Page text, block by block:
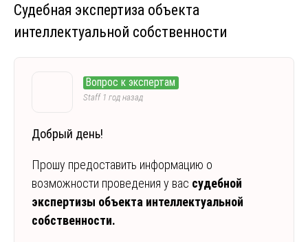
Судебная экспертиза объекта
интеллектуальной собственности
Вопрос к экспертам
Staff1 год назад
Добрый день!
Прошу предоставить информацию о
возможности проведения у вас судебной
экспертизы объекта интеллектуальной
собственности.